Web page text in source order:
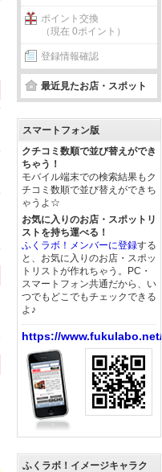
ポイント交換
（現在 0ポイント）
登録情報確認
最近見たお店・スポット
スマートフォン版
クチコミ数順で並び替えができ
ちゃう！
モバイル端末での検索結果もク
チコミ数順で並び替えができち
ゃうよ☆
お気に入りのお店・スポットリ
ストを持ち運べる！
ふくラボ！メンバーに登録する
と、お気に入りのお店・スポッ
トリストが作れちゃう。PC・
スマートフォン共通だから、い
つでもどこでもチェックできる
よ♪
https://www.fukulabo.net/
ふくラボ！イメージキャラク